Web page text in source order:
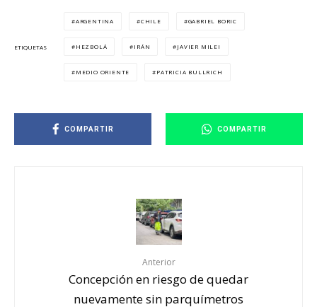
ETIQUETAS
ARGENTINA CHILE GABRIEL BORIC
HEZBOLÁ IRÁN JAVIER MILEI
MEDIO ORIENTE PATRICIA BULLRICH
COMPARTIR COMPARTIR
Anterior
Concepción en riesgo de quedar
nuevamente sin parquímetros